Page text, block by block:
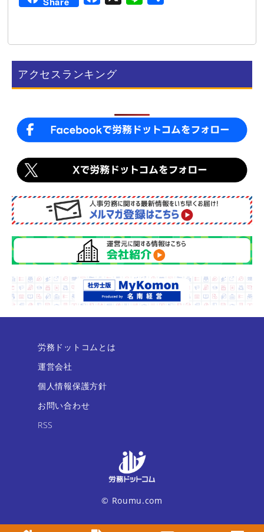
e
b
o
e
アクセスランキング
労務ドットコムとは
運営会社
個人情報保護方針
お問い合わせ
RSS
© Roumu.com